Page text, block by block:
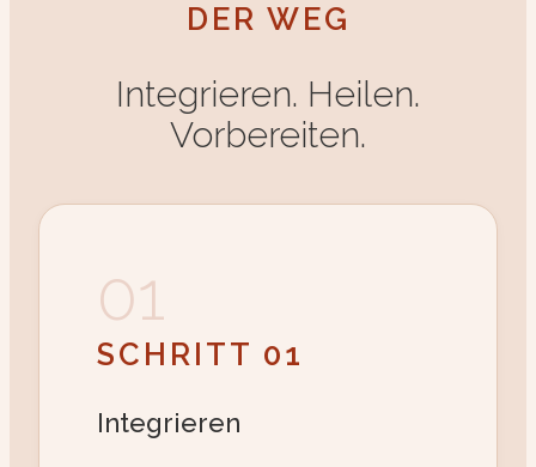
DER WEG
Integrieren. Heilen.
Vorbereiten.
01
SCHRITT 01
Integrieren